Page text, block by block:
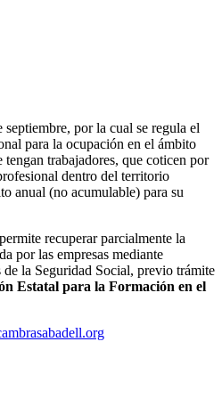
por la cual se regula el
para la ocupación en el ámbito
tengan trabajadores, que coticen por
dentro del territorio
anual (no acumulable) para su
recuperar parcialmente la
por las empresas mediante
la Seguridad Social, previo trámite
Estatal para la Formación en el